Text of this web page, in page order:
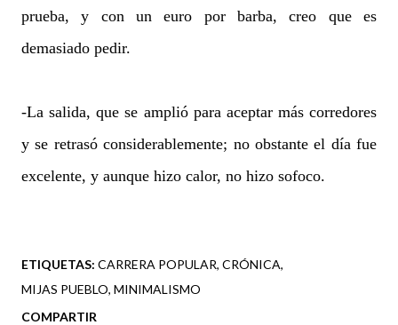
prueba, y con un euro por barba, creo que es
demasiado pedir.
-La salida, que se amplió para aceptar más corredores
y se retrasó considerablemente; no obstante el día fue
excelente, y aunque hizo calor, no hizo sofoco.
ETIQUETAS: CARRERA POPULAR CRÓNICA
MIJAS PUEBLO MINIMALISMO
COMPARTIR